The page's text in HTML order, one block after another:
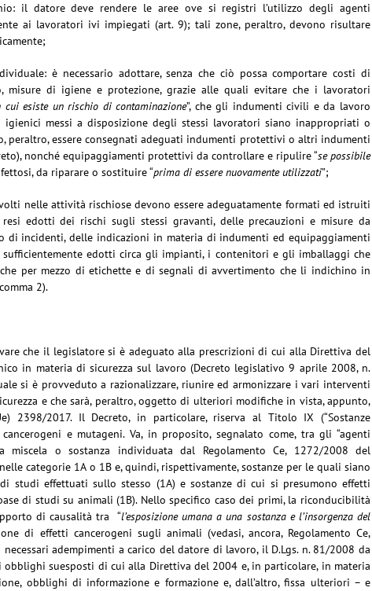
il datore deve rendere le aree ove si registri l’utilizzo degli agenti
ai lavoratori ivi impiegati (art. 9); tali zone, peraltro, devono risultare
è necessario adottare, senza che ciò possa comportare costi di
misure di igiene e protezione, grazie alle quali evitare che i lavoratori
esiste un rischio di contaminazione”, che gli indumenti civili e da lavoro
messi a disposizione degli stessi lavoratori siano inappropriati o
peraltro, essere consegnati adeguati indumenti protettivi o altri indumenti
nonché equipaggiamenti protettivi da controllare e ripulire “se possibile
da riparare o sostituire “prima di essere nuovamente utilizzati”;
nelle attività rischiose devono essere adeguatamente formati ed istruiti
edotti dei rischi sugli stessi gravanti, delle precauzioni e misure da
di incidenti, delle indicazioni in materia di indumenti ed equipaggiamenti
sufficientemente edotti circa gli impianti, i contenitori e gli imballaggi che
per mezzo di etichette e di segnali di avvertimento che li indichino in
2).
che il legislatore si è adeguato alla prescrizioni di cui alla Direttiva del
in materia di sicurezza sul lavoro (Decreto legislativo 9 aprile 2008, n.
si è provveduto a razionalizzare, riunire ed armonizzare i vari interventi
e che sarà, peraltro, oggetto di ulteriori modifiche in vista, appunto,
2398/2017. Il Decreto, in particolare, riserva al Titolo IX (“Sostanze
e mutageni. Va, in proposito, segnalato come, tra gli “agenti
miscela o sostanza individuata dal Regolamento Ce, 1272/2008 del
categorie 1A o 1B e, quindi, rispettivamente, sostanze per le quali siano
studi effettuati sullo stesso (1A) e sostanze di cui si presumono effetti
di studi su animali (1B). Nello specifico caso dei primi, la riconducibilità
di causalità tra “l’esposizione umana a una sostanza e l’insorgenza del
di effetti cancerogeni sugli animali (vedasi, ancora, Regolamento Ce,
adempimenti a carico del datore di lavoro, il D.Lgs. n. 81/2008 da
suesposti di cui alla Direttiva del 2004 e, in particolare, in materia
obblighi di informazione e formazione e, dall’altro, fissa ulteriori – e